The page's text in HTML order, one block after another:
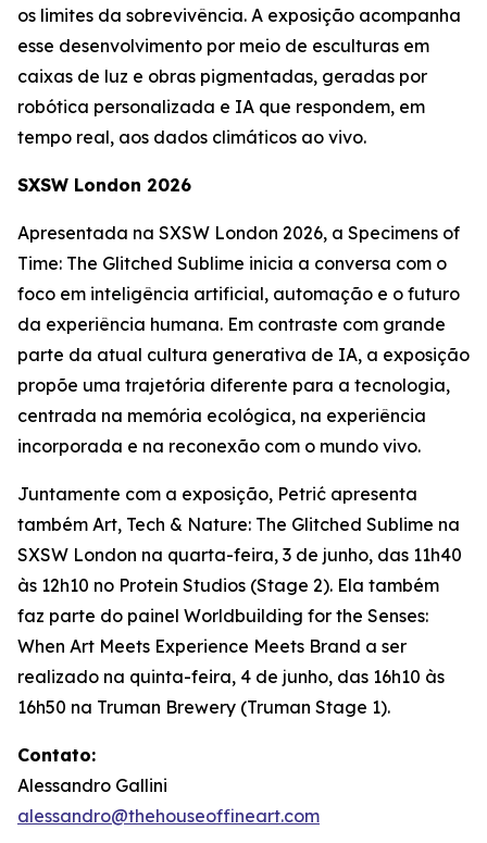
os limites da sobrevivência. A exposição acompanha
esse desenvolvimento por meio de esculturas em
caixas de luz e obras pigmentadas, geradas por
robótica personalizada e IA que respondem, em
tempo real, aos dados climáticos ao vivo.
SXSW London 2026
Apresentada na SXSW London 2026, a Specimens of
Time: The Glitched Sublime inicia a conversa com o
foco em inteligência artificial, automação e o futuro
da experiência humana. Em contraste com grande
parte da atual cultura generativa de IA, a exposição
propõe uma trajetória diferente para a tecnologia,
centrada na memória ecológica, na experiência
incorporada e na reconexão com o mundo vivo.
Juntamente com a exposição, Petrić apresenta
também Art, Tech & Nature: The Glitched Sublime na
SXSW London na quarta-feira, 3 de junho, das 11h40
às 12h10 no Protein Studios (Stage 2). Ela também
faz parte do painel Worldbuilding for the Senses:
When Art Meets Experience Meets Brand a ser
realizado na quinta-feira, 4 de junho, das 16h10 às
16h50 na Truman Brewery (Truman Stage 1).
Contato:
Alessandro Gallini
alessandro@thehouseoffineart.com